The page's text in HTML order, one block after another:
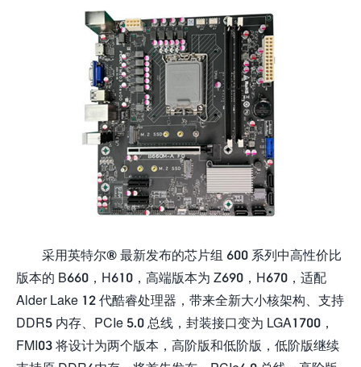
采用英特尔® 最新发布的芯片组 600 系列中高性价比
版本的 B660，H610，高端版本为 Z690，H670，适配
Alder Lake 12 代酷睿处理器，带来全新大小核架构、支持
DDR5 内存、PCIe 5.0 总线，封装接口变为 LGA1700，
FMI03 将设计为两个版本，高阶版和低阶版，低阶版继续